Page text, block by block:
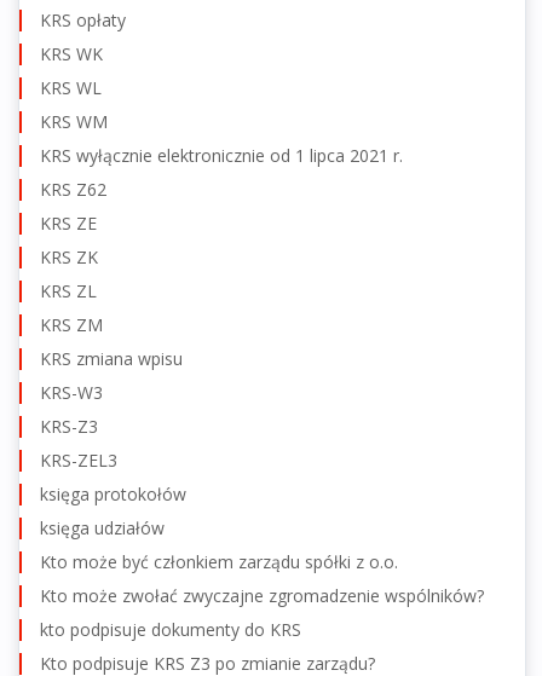
KRS opłaty
KRS WK
KRS WL
KRS WM
KRS wyłącznie elektronicznie od 1 lipca 2021 r.
KRS Z62
KRS ZE
KRS ZK
KRS ZL
KRS ZM
KRS zmiana wpisu
KRS-W3
KRS-Z3
KRS-ZEL3
księga protokołów
księga udziałów
Kto może być członkiem zarządu spółki z o.o.
Kto może zwołać zwyczajne zgromadzenie wspólników?
kto podpisuje dokumenty do KRS
Kto podpisuje KRS Z3 po zmianie zarządu?